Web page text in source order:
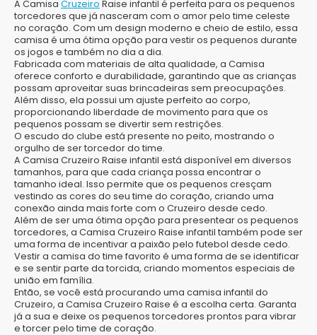
A Camisa Cruzeiro Raise infantil é perfeita para os pequenos
torcedores que já nasceram com o amor pelo time celeste
no coração. Com um design moderno e cheio de estilo, essa
camisa é uma ótima opção para vestir os pequenos durante
os jogos e também no dia a dia.
Fabricada com materiais de alta qualidade, a Camisa
oferece conforto e durabilidade, garantindo que as crianças
possam aproveitar suas brincadeiras sem preocupações.
Além disso, ela possui um ajuste perfeito ao corpo,
proporcionando liberdade de movimento para que os
pequenos possam se divertir sem restrições.
O escudo do clube está presente no peito, mostrando o
orgulho de ser torcedor do time.
A Camisa Cruzeiro Raise infantil está disponível em diversos
tamanhos, para que cada criança possa encontrar o
tamanho ideal. Isso permite que os pequenos cresçam
vestindo as cores do seu time do coração, criando uma
conexão ainda mais forte com o Cruzeiro desde cedo.
Além de ser uma ótima opção para presentear os pequenos
torcedores, a Camisa Cruzeiro Raise infantil também pode ser
uma forma de incentivar a paixão pelo futebol desde cedo.
Vestir a camisa do time favorito é uma forma de se identificar
e se sentir parte da torcida, criando momentos especiais de
união em família.
Então, se você está procurando uma camisa infantil do
Cruzeiro, a Camisa Cruzeiro Raise é a escolha certa. Garanta
já a sua e deixe os pequenos torcedores prontos para vibrar
e torcer pelo time de coração.